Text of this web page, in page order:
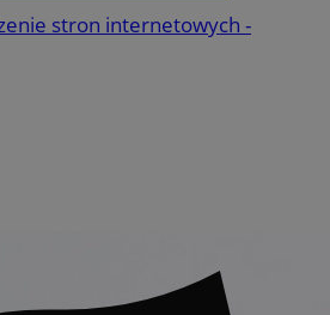
stron internetowych -